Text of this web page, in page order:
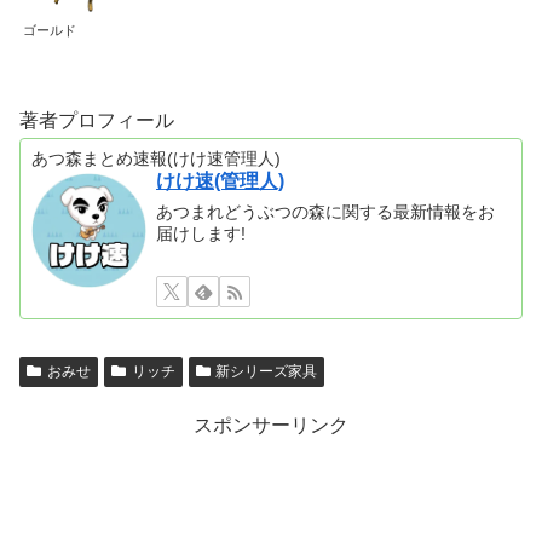
ゴールド
著者プロフィール
あつ森まとめ速報(けけ速管理人)
けけ速(管理人)
あつまれどうぶつの森に関する最新情報をお
届けします!
おみせ リッチ 新シリーズ家具
スポンサーリンク